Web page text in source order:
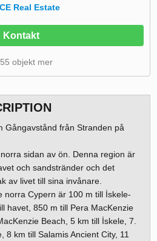
Real Estate
Kontakt
objekt mer
Gångavstånd från Stranden på
sidan av ön. Denna region är
och sandstränder och det
av livet till sina invånare.
norra Cypern är 100 m till İskele-
havet, 850 m till Pera MacKenzie
Beach, 5 km till İskele, 7.
8 km till Salamis Ancient City, 11